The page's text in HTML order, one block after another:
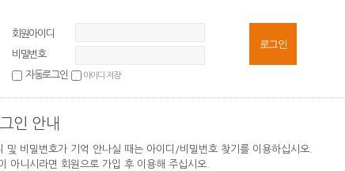
회원아이디
비밀번호
자동로그인 아이디 저장
인 안내
및 비밀번호가 기억 안나실 때는 아이디/비밀번호 찾기를 이용하십시오.
아니시라면 회원으로 가입 후 이용해 주십시오.